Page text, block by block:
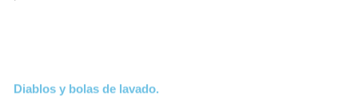
Diablos y bolas de lavado.